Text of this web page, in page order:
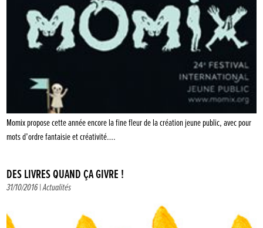
Momix propose cette année encore la fine fleur de la création jeune public, avec pour
mots d’ordre fantaisie et créativité….
DES LIVRES QUAND ÇA GIVRE !
31/10/2016 |Actualités